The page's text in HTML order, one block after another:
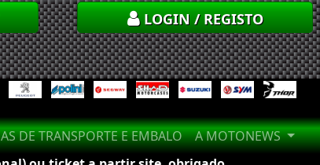
LOGIN / REGISTO
DE TRANSPORTE E EMBALO
A MOTONEWS